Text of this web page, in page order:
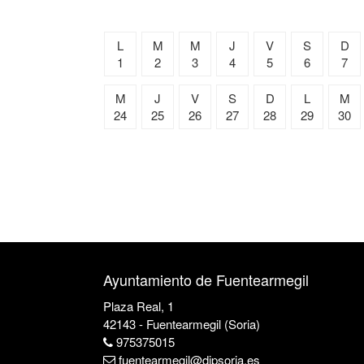
L
1
M
2
M
3
J
4
V
5
S
6
D
7
M
24
J
25
V
26
S
27
D
28
L
29
M
30
Ayuntamiento de Fuentearmegil
Plaza Real, 1
42143 - Fuentearmegil (Soria)
975375015
fuentearmegil@dipsoria.es